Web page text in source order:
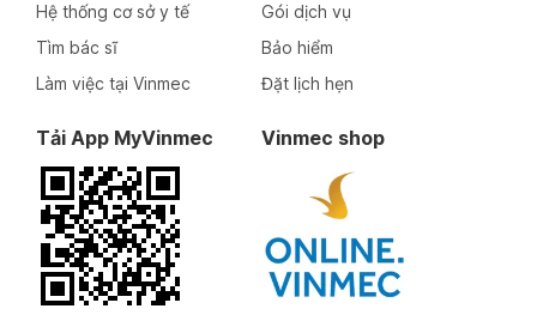
Hệ thống cơ sở y tế
Tìm bác sĩ
Làm việc tại Vinmec
Gói dịch vụ
Bảo hiểm
Đặt lịch hẹn
Tải App MyVinmec Vinmec shop